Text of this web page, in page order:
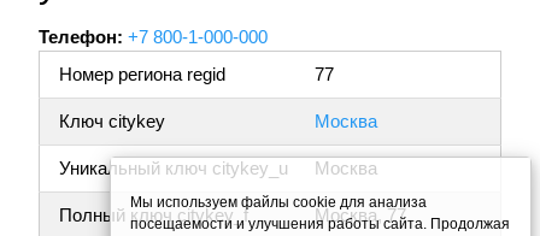
Телефон: +7 800-1-000-000
Номер региона regid
77
Ключ citykey Москва
Уникальный ключ citykey_u Москва
Полный ключ citykey_f Москва, 77
Мы используем файлы cookie для анализа
посещаемости и улучшения работы сайта. Продолжая